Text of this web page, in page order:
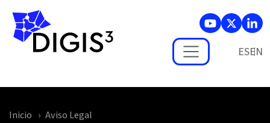
Skip to main content
ES
Inicio Aviso Legal